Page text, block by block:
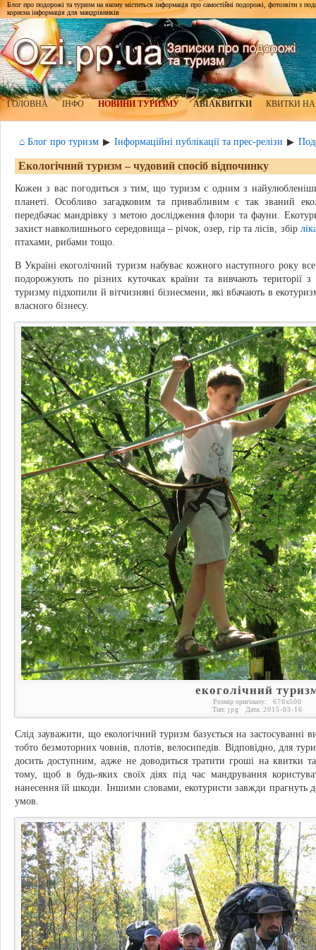
Блог про подорожі та туризм на якому міститься інформація про самостійні подорожі, фотозвіти з
корисна інформація для мандрівників
ГОЛОВНА ІНФО НОВИНИ ТУРИЗМУ АВІАКВИТКИ КВИТКИ
⌂ Блог про туризм ▶ Інформаційні публікації та прес-релізи ▶
Екологічний туризм – чудовий спосіб відпочинку
Кожен з вас погодиться з тим, що туризм є одним з
планеті. Особливо загадковим та привабливим є так званий
передбачає мандрівку з метою дослідження флори та фауни.
захист навколишнього середовища – річок, озер, гір та лісів, збір
птахами, рибами тощо.
В Україні екоголічний туризм набуває кожного наступного року
подорожують по різних куточках країни та вивчають
туризму підхопили й вітчизняні бізнесмени, які вбачають в
власного бізнесу.
екоголічний
Розмір оригіналу: 670x500
Тип: jpg Дата: 2015-03-16
Слід зауважити, що екологічний туризм базується на застосуванні
тобто безмоторних човнів, плотів, велосипедів. Відповідно, для
досить доступним, адже не доводиться тратити гроші на квитки
тому, щоб в будь-яких своїх діях під час мандрування
нанесення їй шкоди. Іншими словами, екотуристи завжди прагнуть
умов.